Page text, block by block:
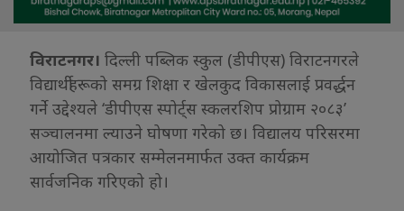
विराटनगर। दिल्ली पब्लिक स्कुल (डीपीएस) विराटनगरले
विद्यार्थीहरूको समग्र शिक्षा र खेलकुद विकासलाई प्रवर्द्धन
गर्ने उद्देश्यले ‘डीपीएस स्पोर्ट्स स्कलरशिप प्रोग्राम २०८३’
सञ्चालनमा ल्याउने घोषणा गरेको छ। विद्यालय परिसरमा
आयोजित पत्रकार सम्मेलनमार्फत उक्त कार्यक्रम
सार्वजनिक गरिएको हो।